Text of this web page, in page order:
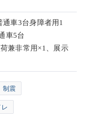
車3台身障者用1
車5台
兼非常用×1、展示
制震